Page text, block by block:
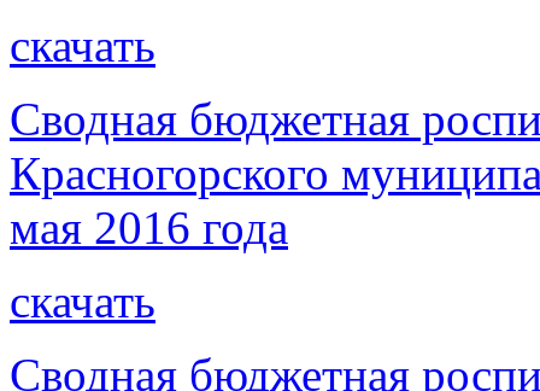
скачать
Сводная бюджетная
Красногорского
мая 2016 года
скачать
Сводная бюджетная